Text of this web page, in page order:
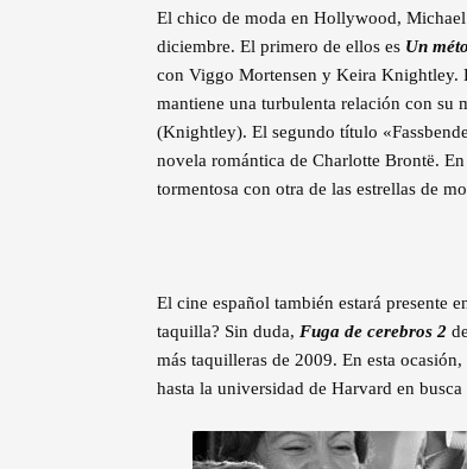
El chico de moda en Hollywood, Michael
diciembre. El primero de ellos es Un
con Viggo Mortensen y Keira Knightley.
mantiene una turbulenta relación con su
(Knightley). El segundo título
novela romántica de Charlotte Brontë.
tormentosa con otra de las estrellas de
El cine español también estará presente
taquilla? Sin duda, Fuga de cerebros 2
más taquilleras de 2009. En esta
hasta la universidad de Harvard en